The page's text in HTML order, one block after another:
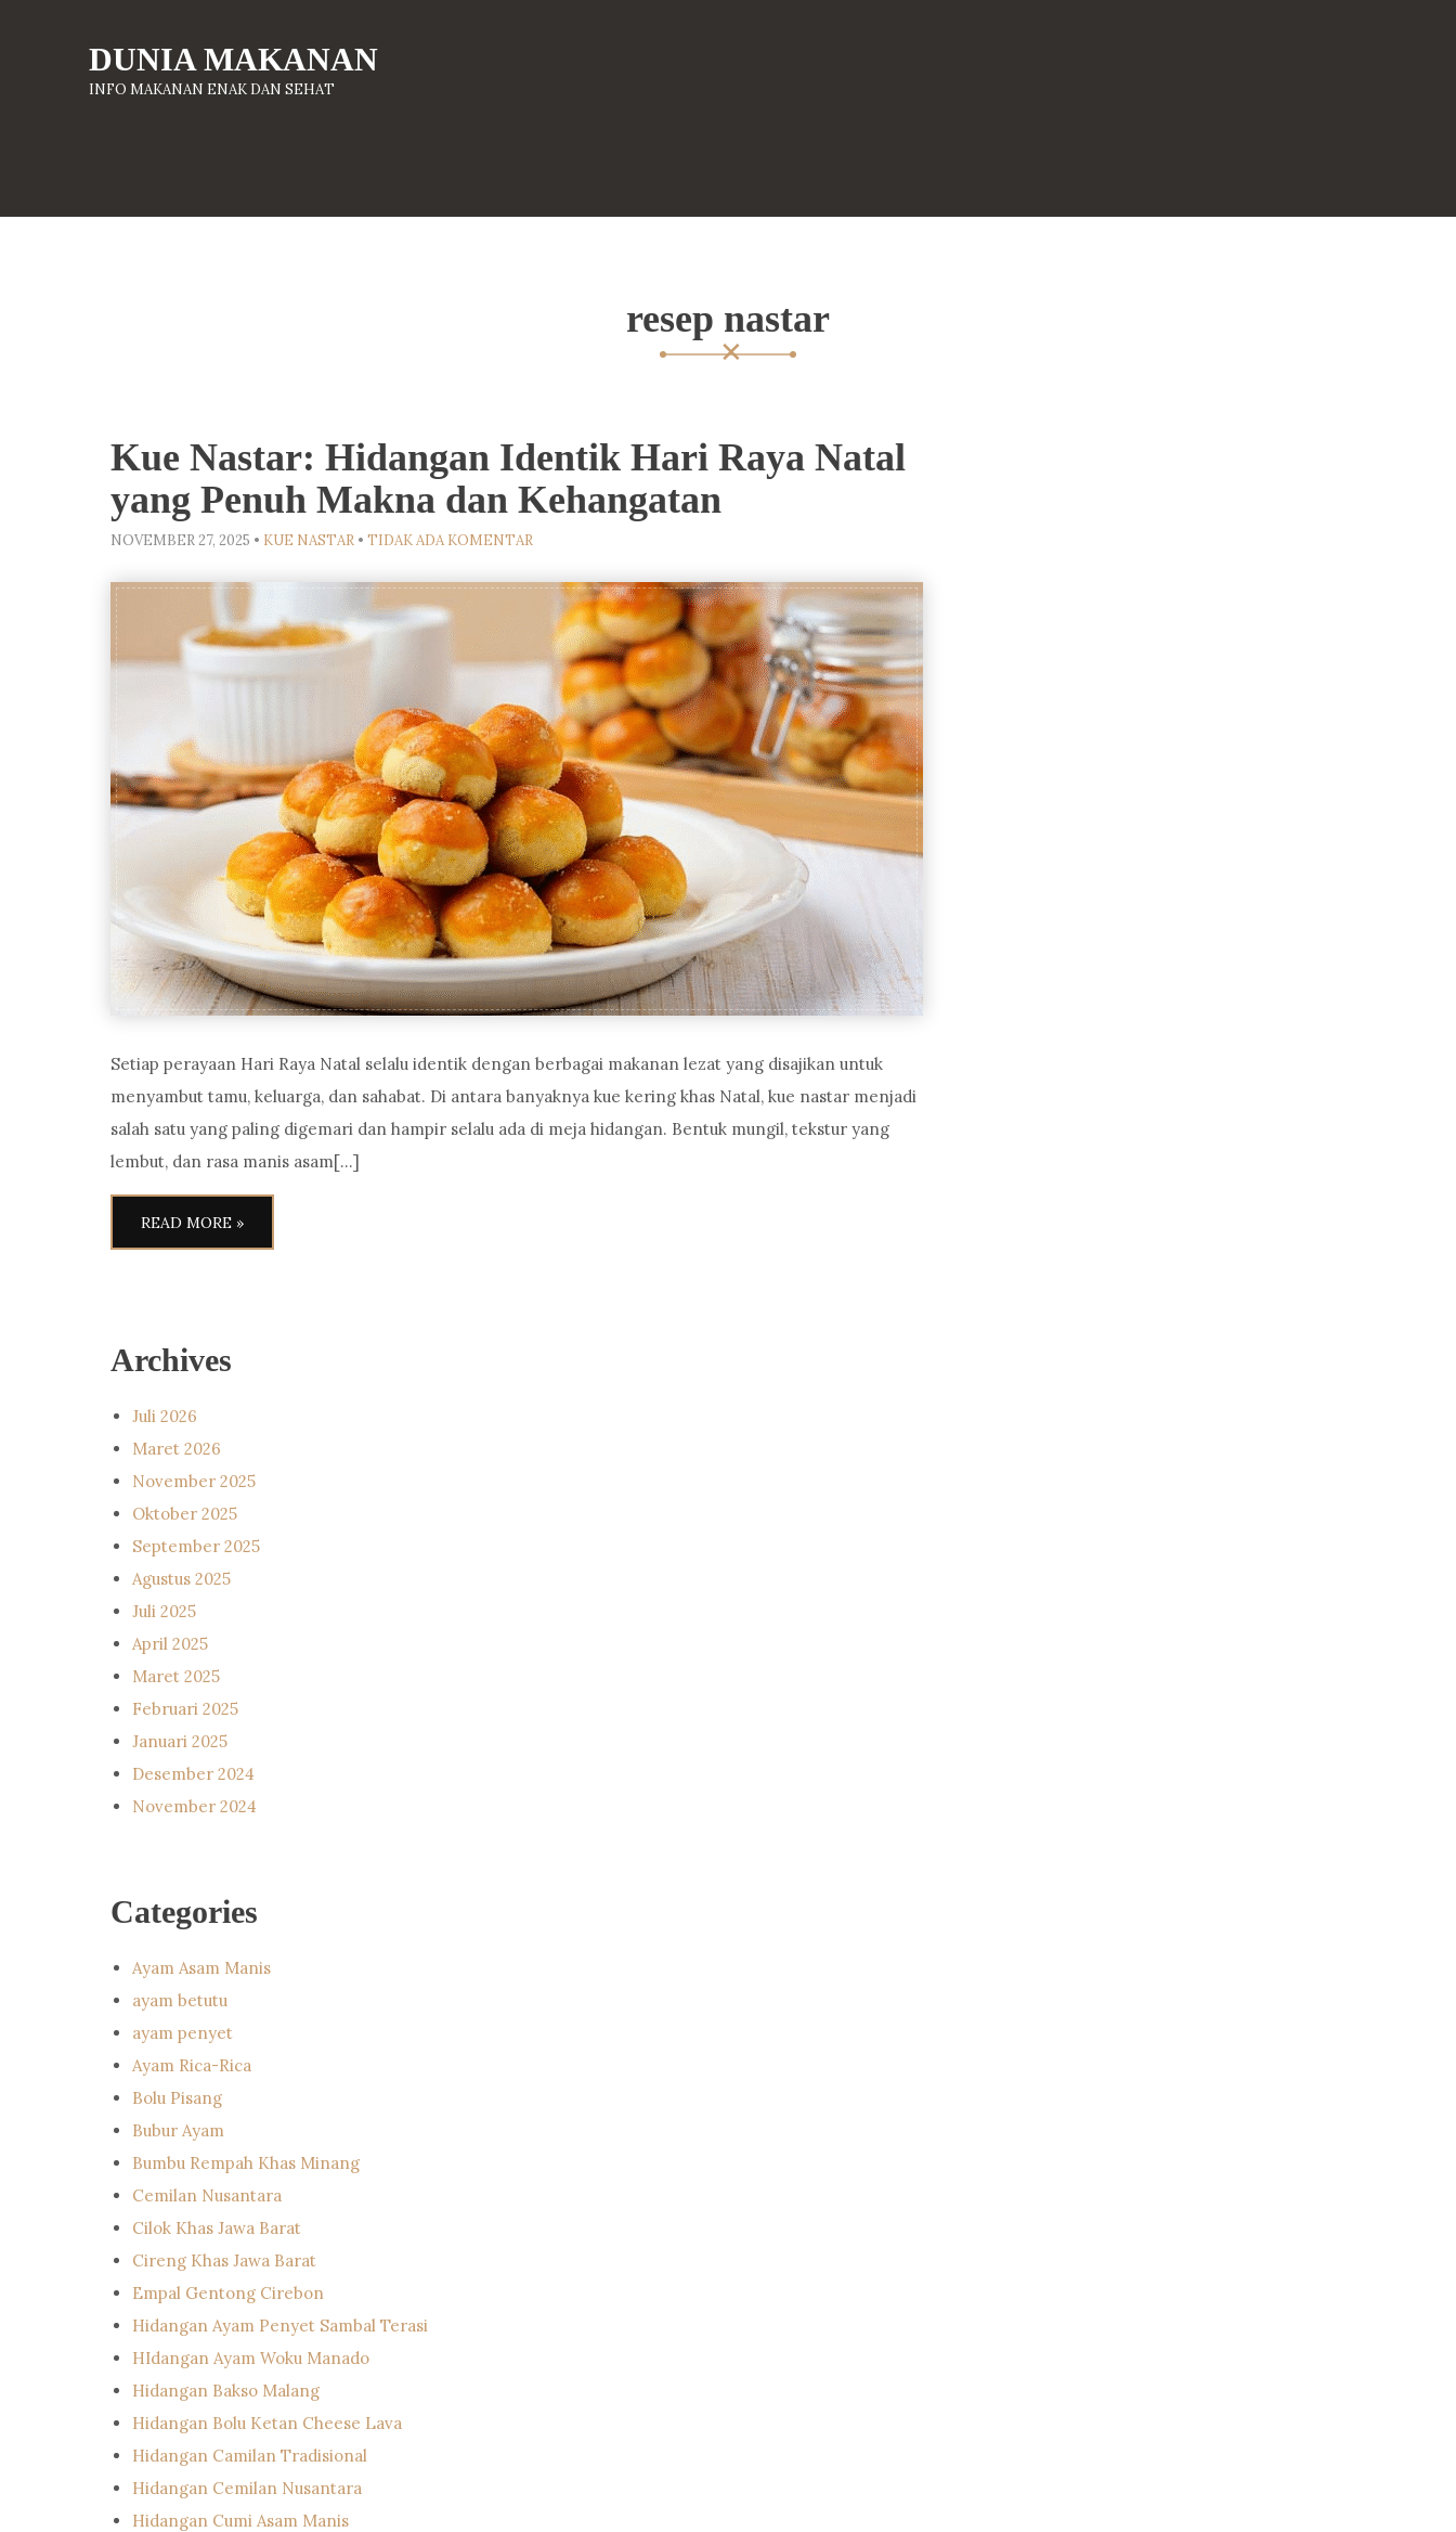
DUNIA MAKANAN
INFO MAKANAN ENAK DAN SEHAT
resep nastar
Kue Nastar: Hidangan Identik Hari Raya Natal
yang Penuh Makna dan Kehangatan
NOVEMBER 27, 2025 • KUE NASTAR • TIDAK ADA KOMENTAR
Setiap perayaan Hari Raya Natal selalu identik dengan berbagai makanan lezat yang disajikan untuk
menyambut tamu, keluarga, dan sahabat. Di antara banyaknya kue kering khas Natal, kue nastar menjadi
salah satu yang paling digemari dan hampir selalu ada di meja hidangan. Bentuk mungil, tekstur yang
lembut, dan rasa manis asam[…]
READ MORE »
Archives
Juli 2026
Maret 2026
November 2025
Oktober 2025
September 2025
Agustus 2025
Juli 2025
April 2025
Maret 2025
Februari 2025
Januari 2025
Desember 2024
November 2024
Categories
Ayam Asam Manis
ayam betutu
ayam penyet
Ayam Rica-Rica
Bolu Pisang
Bubur Ayam
Bumbu Rempah Khas Minang
Cemilan Nusantara
Cilok Khas Jawa Barat
Cireng Khas Jawa Barat
Empal Gentong Cirebon
Hidangan Ayam Penyet Sambal Terasi
HIdangan Ayam Woku Manado
Hidangan Bakso Malang
Hidangan Bolu Ketan Cheese Lava
Hidangan Camilan Tradisional
Hidangan Cemilan Nusantara
Hidangan Cumi Asam Manis